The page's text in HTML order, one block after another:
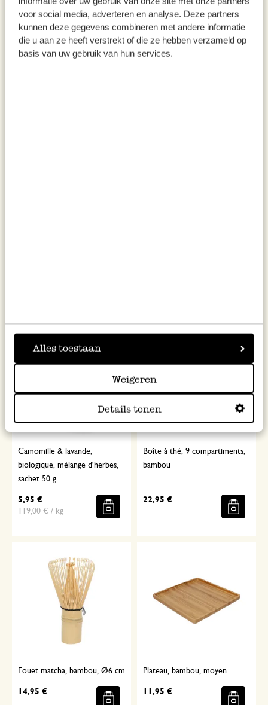
voor social media, adverteren en analyse. Deze partners
kunnen deze gegevens combineren met andere informatie
die u aan ze heeft verstrekt of die ze hebben verzameld op
basis van uw gebruik van hun services.
Alles toestaan
Weigeren
Details tonen
Détente, biologique, mélange
Pomme & cannelle, biologique,
Camomille & lavande,
biologique, mélange d'herbes,
sachet 50 g
5,95 €
119,00 € / kg
Boîte à thé, 9 compartiments,
bambou
22,95 €
Fouet matcha, bambou, Ø6 cm
14,95 €
Plateau, bambou, moyen
11,95 €